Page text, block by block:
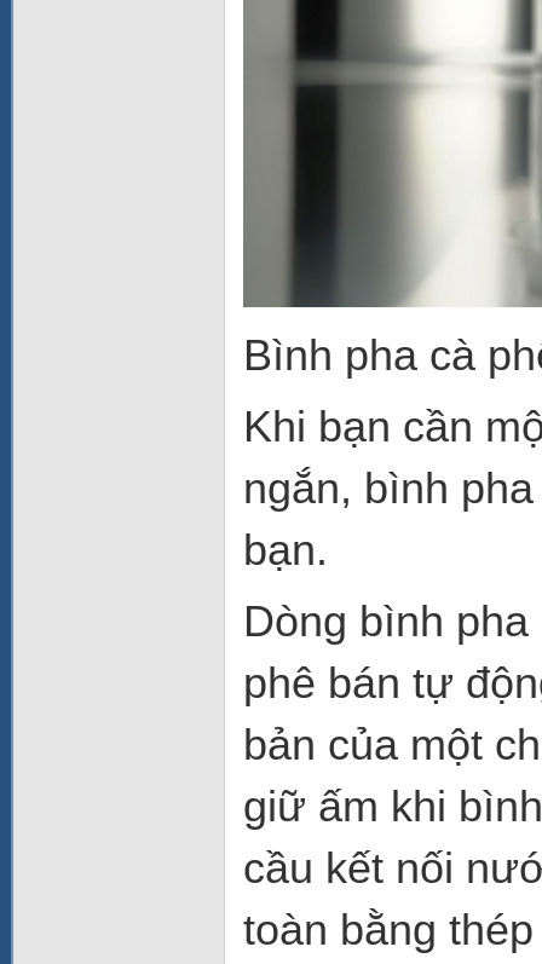
Bình pha cà
Khi bạn cần
ngắn, bình
bạn.
Dòng bình
phê bán tự
bản của một
giữ ấm khi
cầu kết nối
toàn bằng